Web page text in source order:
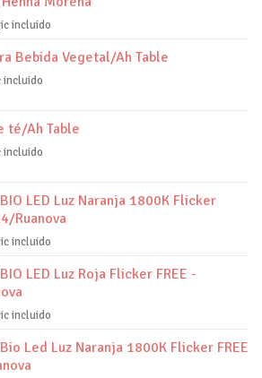
incluido
Bebida Vegetal/Ah Table
incluido
té/Ah Table
incluido
LED Luz Naranja 1800K Flicker
Ruanova
incluido
LED Luz Roja Flicker FREE -
incluido
Led Luz Naranja 1800K Flicker FREE